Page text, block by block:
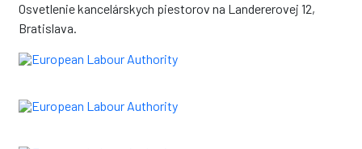
Osvetlenie kancelárskych piestorov na Landererovej 12,
Bratislava.